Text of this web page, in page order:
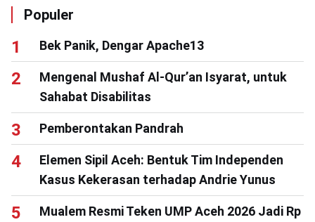
Populer
Bek Panik, Dengar Apache13
Mengenal Mushaf Al-Qur’an Isyarat, untuk
Sahabat Disabilitas
Pemberontakan Pandrah
Elemen Sipil Aceh: Bentuk Tim Independen
Kasus Kekerasan terhadap Andrie Yunus
Mualem Resmi Teken UMP Aceh 2026 Jadi Rp